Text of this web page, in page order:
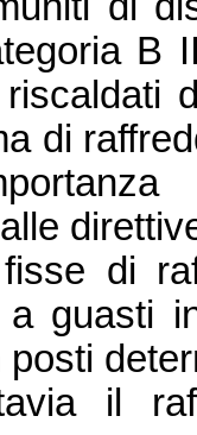
B
di
di
a guasti
il